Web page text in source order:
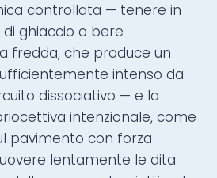
controllata — tenere in
ghiaccio o bere
fredda, che produce un
intenso da
dissociativo — e la
intenzionale, come
pavimento con forza
lentamente le dita